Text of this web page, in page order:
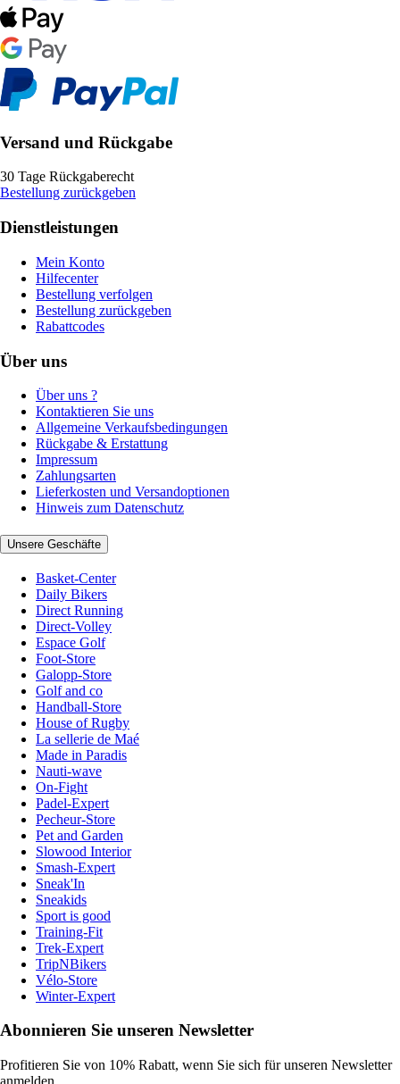
Versand und Rückgabe
30 Tage Rückgaberecht
Bestellung zurückgeben
Dienstleistungen
Mein Konto
Hilfecenter
Bestellung verfolgen
Bestellung zurückgeben
Rabattcodes
Über uns
Über uns ?
Kontaktieren Sie uns
Allgemeine Verkaufsbedingungen
Rückgabe & Erstattung
Impressum
Zahlungsarten
Lieferkosten und Versandoptionen
Hinweis zum Datenschutz
Unsere Geschäfte
Basket-Center
Daily Bikers
Direct Running
Direct-Volley
Espace Golf
Foot-Store
Galopp-Store
Golf and co
Handball-Store
House of Rugby
La sellerie de Maé
Made in Paradis
Nauti-wave
On-Fight
Padel-Expert
Pecheur-Store
Pet and Garden
Slowood Interior
Smash-Expert
Sneak'In
Sneakids
Sport is good
Training-Fit
Trek-Expert
TripNBikers
Vélo-Store
Winter-Expert
Abonnieren Sie unseren Newsletter
Profitieren Sie von 10% Rabatt, wenn Sie sich für unseren Newsletter